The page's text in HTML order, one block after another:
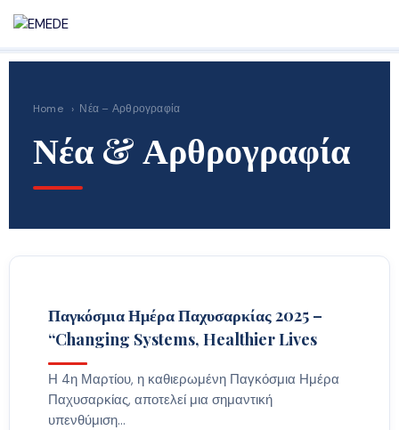
Home › Νέα – Αρθρογραφία
Νέα & Αρθρογραφία
Παγκόσμια Ημέρα Παχυσαρκίας 2025 –
“Changing Systems, Healthier Lives
Η 4η Μαρτίου, η καθιερωμένη Παγκόσμια Ημέρα
Παχυσαρκίας, αποτελεί μια σημαντική
υπενθύμιση...